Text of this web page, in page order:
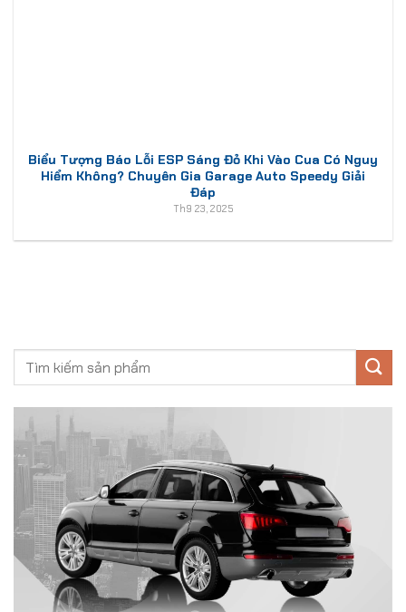
Biểu Tượng Báo Lỗi ESP Sáng Đỏ Khi Vào Cua Có Nguy
Hiểm Không? Chuyên Gia Garage Auto Speedy Giải
Đáp
Th9 23, 2025